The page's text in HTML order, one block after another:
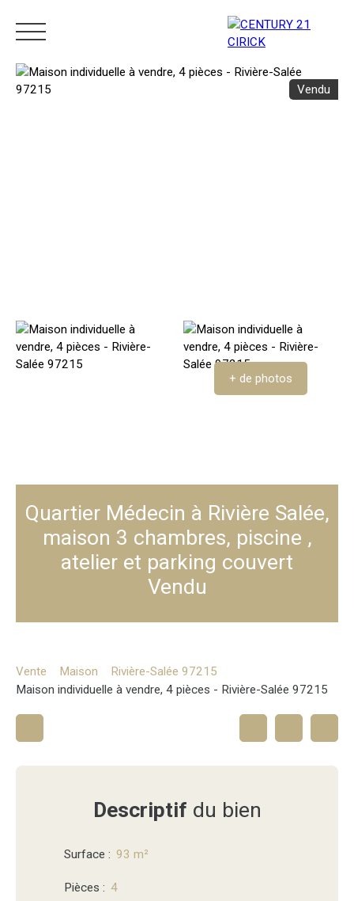
Vendu
+ de photos
Quartier Médecin à Rivière Salée,
maison 3 chambres, piscine ,
atelier et parking couvert
Vendu
Vente Maison
Rivière-Salée 97215
Maison individuelle à vendre, 4 pièces - Rivière-Salée 97215
Descriptif du bien
Surface : 93 m²
Pièces : 4